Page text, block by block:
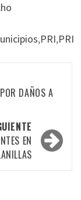
,PRI,PRI
DAÑOS A
EN